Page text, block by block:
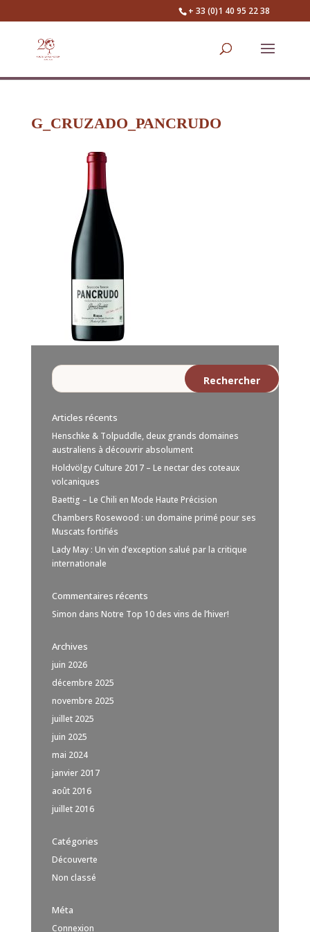
+ 33 (0)1 40 95 22 38
G_CRUZADO_PANCRUDO
Articles récents
Henschke & Tolpuddle, deux grands domaines
australiens à découvrir absolument
Holdvölgy Culture 2017 – Le nectar des coteaux
volcaniques
Baettig – Le Chili en Mode Haute Précision
Chambers Rosewood : un domaine primé pour ses
Muscats fortifiés
Lady May : Un vin d’exception salué par la critique
internationale
Commentaires récents
Simon dans Notre Top 10 des vins de l’hiver!
Archives
juin 2026
décembre 2025
novembre 2025
juillet 2025
juin 2025
mai 2024
janvier 2017
août 2016
juillet 2016
Catégories
Découverte
Non classé
Méta
Connexion